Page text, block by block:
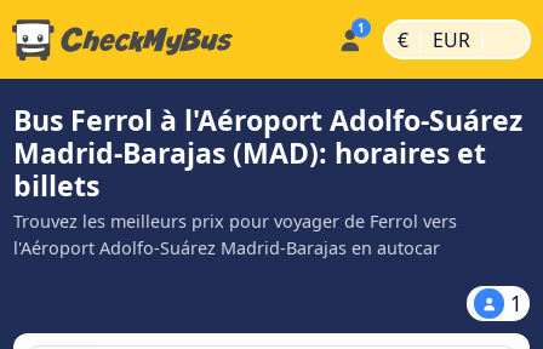
€ | EUR |
Bus Ferrol à l'Aéroport Adolfo-Suárez
Madrid-Barajas (MAD): horaires et
billets
Trouvez les meilleurs prix pour voyager de Ferrol vers
l'Aéroport Adolfo-Suárez Madrid-Barajas en autocar
1